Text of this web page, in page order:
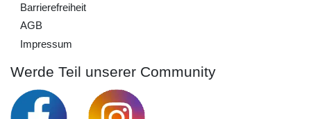
Barrierefreiheit
AGB
Impressum
Werde Teil unserer Community